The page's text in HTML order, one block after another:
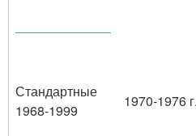
Стандартные
1968-1999
1970-1976